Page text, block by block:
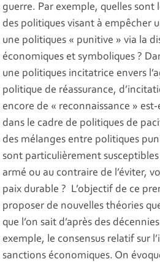
guerre. Par exemple, quelles sont
des politiques visant à empêcher
une politiques « punitive » via la
économiques et symboliques ?
une politiques incitatrice envers
politique de réassurance,
encore de « reconnaissance »
dans le cadre de politiques de
des mélanges entre politiques
sont particulièrement
armé ou au contraire de l’éviter,
paix durable ? L’objectif de ce
proposer de nouvelles théories
que l’on sait d’après des
exemple, le consensus relatif sur
sanctions économiques. On